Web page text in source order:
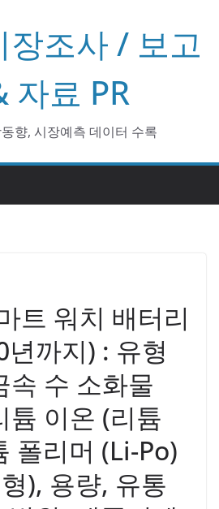
조사 / 보고
자료 PR
향, 시장예측 데이터 수록
트 워치 배터리
까지) : 유형
속 수 소화물
이온 (리튬
폴리머 (Li-Po)
), 용량, 유통